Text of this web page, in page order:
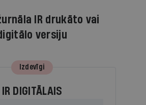
IR drukāto vai
versiju
Izdevīgi
IR DIGITĀLAIS